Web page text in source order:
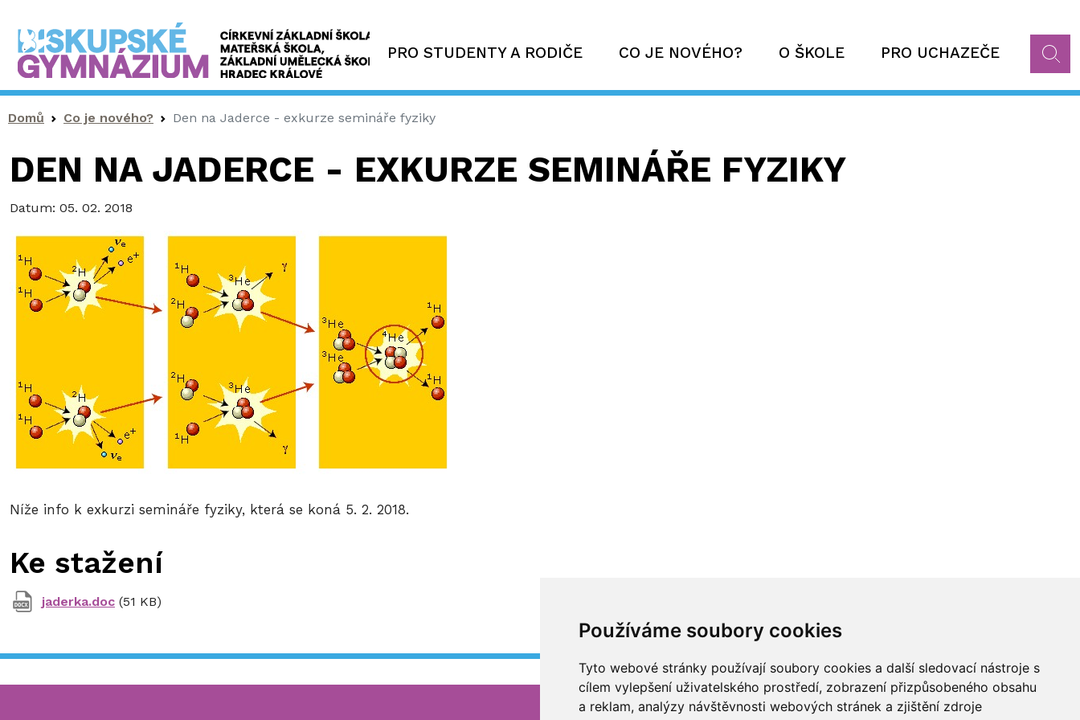
Používáme soubory cookies
Tyto webové stránky používají soubory cookies a další sledovací nástroje s
cílem vylepšení uživatelského prostředí, zobrazení přizpůsobeného obsahu
a reklam, analýzy návštěvnosti webových stránek a zjištění zdroje
PRO STUDENTY A RODIČE CO JE NOVÉHO? O ŠKOLE PRO UCHAZEČE
Drobečková navigace
Domů Co je nového? Den na Jaderce - exkurze semináře fyziky
DEN NA JADERCE - EXKURZE SEMINÁŘE FYZIKY
Datum: 05. 02. 2018
Níže info k exkurzi semináře fyziky, která se koná 5. 2. 2018.
Ke stažení
jaderka.doc (51 KB)